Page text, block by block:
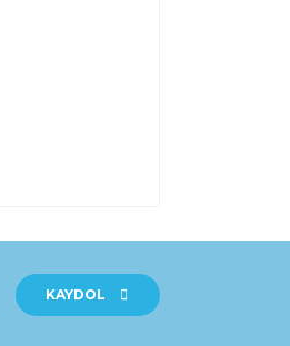
KAYDOL